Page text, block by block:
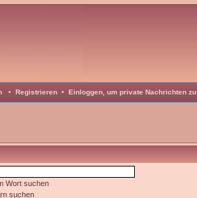
• Registrieren • Einloggen, um private Nachrichten
Wort suchen
suchen